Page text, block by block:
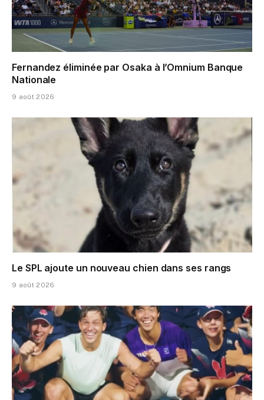
Fernandez éliminée par Osaka à l’Omnium Banque
Nationale
9 août 2026
Le SPL ajoute un nouveau chien dans ses rangs
9 août 2026